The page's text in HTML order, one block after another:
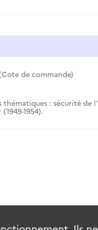
de commande)
thématiques : sécurité
1954).